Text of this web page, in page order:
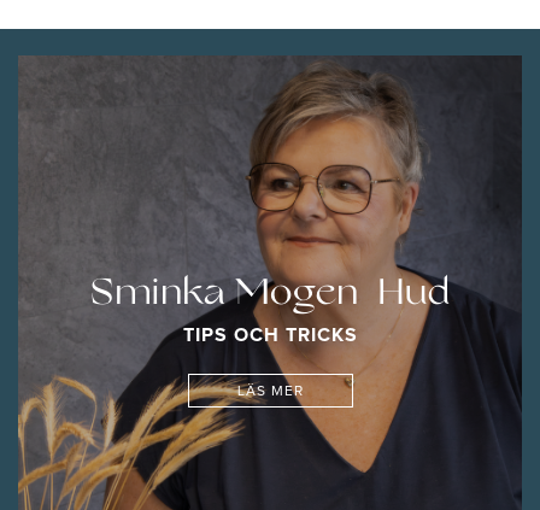
Sminka Mogen Hud
TIPS OCH TRICKS
LÄS MER